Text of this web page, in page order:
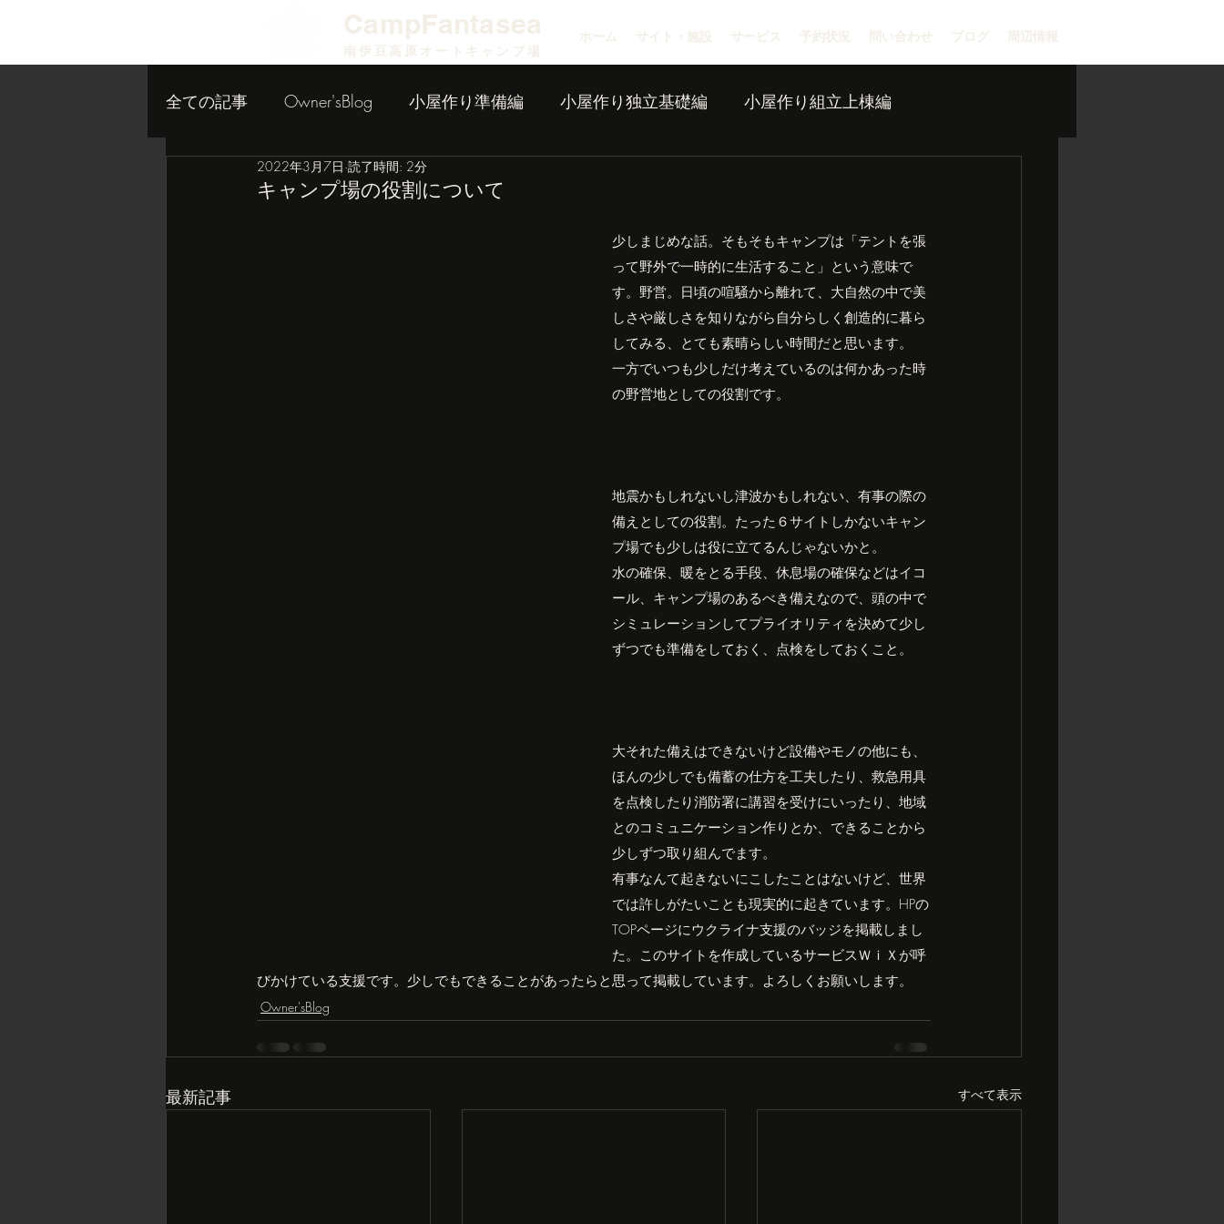
​CampFantasea ホーム サイト・施設 サービス 予約状況 問い合わせ ブログ 周辺情報
南伊豆高原オートキャンプ場
全ての記事 Owner'sBlog 小屋作り準備編 小屋作り独立基礎編 小屋作り組立上棟編
小屋作り内装編
キャンプ場の役割について
2022年3月7日 読了時間: 2分
少しまじめな話。そもそもキャンプは「テントを張
って野外で一時的に生活すること」という意味で
す。野営。日頃の喧騒から離れて、大自然の中で美
しさや厳しさを知りながら自分らしく創造的に暮ら
してみる、とても素晴らしい時間だと思います。
一方でいつも少しだけ考えているのは何かあった時
の野営地としての役割です。
地震かもしれないし津波かもしれない、有事の際の
備えとしての役割。たった６サイトしかないキャン
プ場でも少しは役に立てるんじゃないかと。
水の確保、暖をとる手段、休息場の確保などはイコ
ール、キャンプ場のあるべき備えなので、頭の中で
シミュレーションしてプライオリティを決めて少し
ずつでも準備をしておく、点検をしておくこと。
大それた備えはできないけど設備やモノの他にも、
ほんの少しでも備蓄の仕方を工夫したり、救急用具
を点検したり消防署に講習を受けにいったり、地域
とのコミュニケーション作りとか、できることから
少しずつ取り組んでます。
有事なんて起きないにこしたことはないけど、世界
では許しがたいことも現実的に起きています。HPの
TOPページにウクライナ支援のバッジを掲載しまし
た。このサイトを作成しているサービスＷｉＸが呼
びかけている支援です。少しでもできることがあったらと思って掲載しています。よろしくお願いします。
Owner'sBlog
最新記事 すべて表示